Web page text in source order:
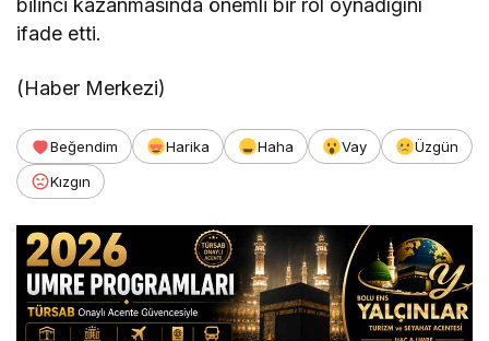
bilinci kazanmasında önemli bir rol oynadığını
ifade etti.
(Haber Merkezi)
Beğendim Harika Haha Vay
Üzgün
Kızgın